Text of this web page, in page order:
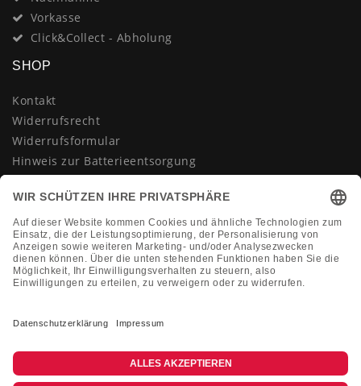
Vorkasse
Click&Collect - Abholung
SHOP
Kontakt
Widerrufsrecht
Widerrufsformular
Hinweis zur Batterieentsorgung
AGB
Impressum
Vertrag widerrufen
KONTAKT
Montag-Freitag 10:00-18:00 Uhr
shop@dienadel.de
Kieler Str. 18 - 41540 Dormagen